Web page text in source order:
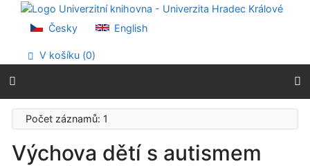
Přejít na obsah
Přejít na menu
Prohlášení o webové přístupnosti
Česky English
V košíku (0)
Počet záznamů: 1
Výchova dětí s autismem